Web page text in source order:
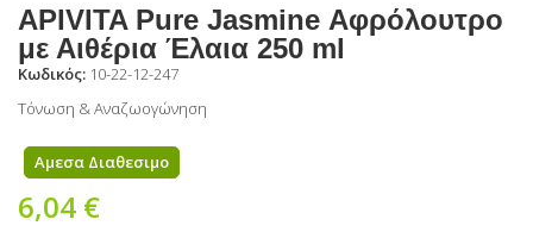
APIVITA Pure Jasmine Αφρόλουτρο
με Αιθέρια Έλαια 250 ml
Κωδικός: 10-22-12-247
Τόνωση & Αναζωογώνηση
Αμεσα Διαθεσιμο
6,04 €